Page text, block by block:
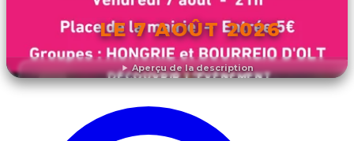
Aperçu de la description
LE 7 AOÛT 2026
DÉCOUVRIR L'ÉVÉNEMENT